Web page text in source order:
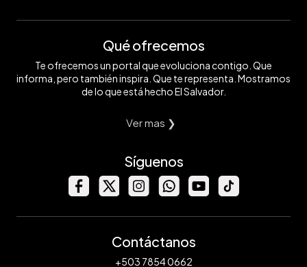
Qué ofrecemos
Te ofrecemos un portal que evoluciona contigo. Que
informa, pero también inspira. Que te representa. Mostramos
de lo que está hecho El Salvador.
Ver mas ❯
Síguenos
Contáctanos
+503 7854 0662